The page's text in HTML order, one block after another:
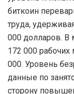
биткоин
труда,
000 долларов.
172 000
000. Уровень
данные по
сторону